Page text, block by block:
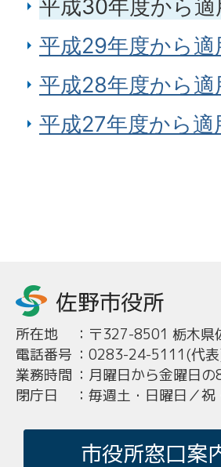
平成30年度から
平成29年度から
平成28年度から
平成27年度から
所在地 ： 〒327-8501 栃木県
電話番号 ： 0283-24-5111(代
業務時間 ： 月曜日から金曜日
閉庁日
： 毎週土・日曜日／
市役所窓口案